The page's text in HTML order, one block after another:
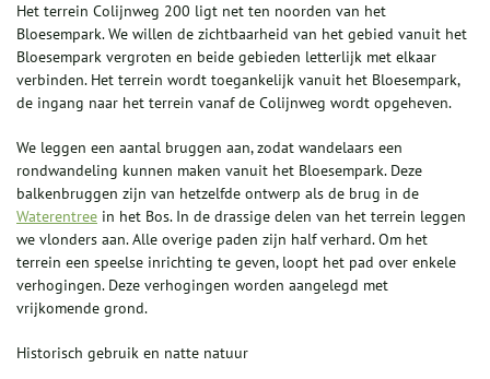
Het terrein Colijnweg 200 ligt net ten noorden van het
Bloesempark. We willen de zichtbaarheid van het gebied vanuit het
Bloesempark vergroten en beide gebieden letterlijk met elkaar
verbinden. Het terrein wordt toegankelijk vanuit het Bloesempark,
de ingang naar het terrein vanaf de Colijnweg wordt opgeheven.
We leggen een aantal bruggen aan, zodat wandelaars een
rondwandeling kunnen maken vanuit het Bloesempark. Deze
balkenbruggen zijn van hetzelfde ontwerp als de brug in de
Waterentree in het Bos. In de drassige delen van het terrein leggen
we vlonders aan. Alle overige paden zijn half verhard. Om het
terrein een speelse inrichting te geven, loopt het pad over enkele
verhogingen. Deze verhogingen worden aangelegd met
vrijkomende grond.
Historisch gebruik en natte natuur